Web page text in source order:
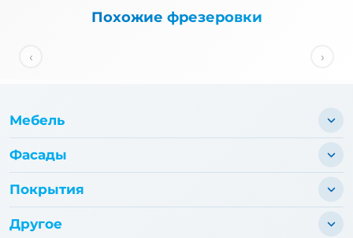
Похожие фрезеровки
‹ ›
Мебель
Фасады
Покрытия
Другое